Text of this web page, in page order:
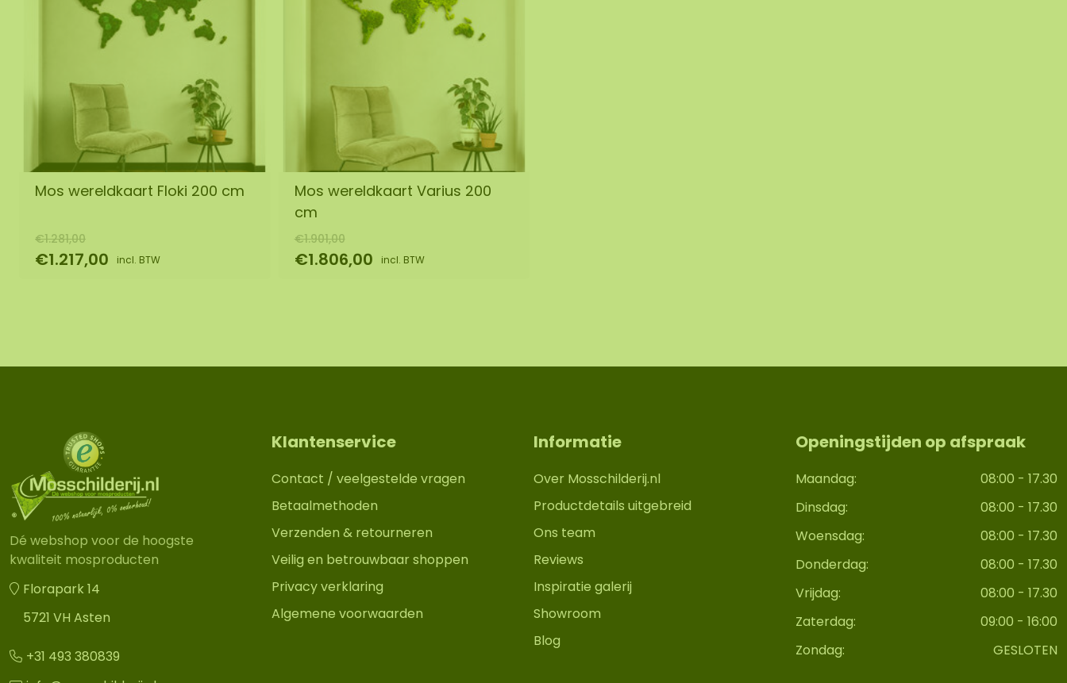
Mos wereldkaart Floki 200 cm
€1.281,00
€1.217,00 incl. BTW
Mos wereldkaart Varius 200
cm
€1.901,00
€1.806,00 incl. BTW
Dé webshop voor de hoogste
kwaliteit mosproducten
Florapark 14
5721 VH Asten
+31 493 380839
Klantenservice
Contact / veelgestelde vragen
Betaalmethoden
Verzenden & retourneren
Veilig en betrouwbaar shoppen
Privacy verklaring
Algemene voorwaarden
Informatie
Over Mosschilderij.nl
Productdetails uitgebreid
Ons team
Reviews
Inspiratie galerij
Showroom
Blog
Openingstijden op afspraak
Maandag:
08:00 - 17.30
Dinsdag:
08:00 - 17.30
Woensdag:
08:00 - 17.30
Donderdag:
08:00 - 17.30
Vrijdag:
08:00 - 17.30
Zaterdag:
09:00 - 16:00
Zondag:
GESLOTEN